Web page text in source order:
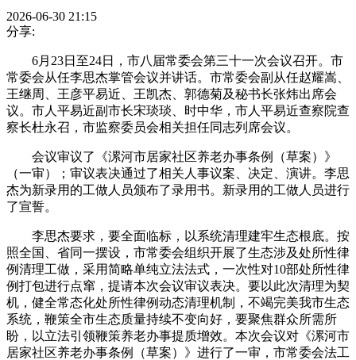
2026-06-30 21:15
分享:
6月23日至24日，市八届常委会第三十一次会议召开。市
常委会从任李思杰掌管会议并讲话。市常委会副从任赵耀嵩、
王继周、王彦平易近、王凯杰、郭德菊及秘书长张炜出席会
议。市人平易近副市长宋琰琰、时中华，市人平易近查察院查
察长杜永召，市监察委员会相关担任同志列席会议。
会议审议了《漯河市居家社区养老办事条例（草案）》
（一审）；审议表决通过了相关人事议案、决定、演讲。李思
杰为新录用的工做人员颁布了录用书。新录用的工做人员进行
了宣誓。
李思杰要求，要全面临标，以系统清理建牢生态根底。按
照全国、省同一摆设，市常委会组织开展了生态涉及处所性律
例清理工做，采用简略单纯立法法式，一次性对10部处所性律
例打包进行点窜，提请本次会议审议表决。要以此次清理为契
机，健全常态化处所性律例动态清理机制，不竭完美我市生态
系统，鞭策全市生态质量持续不变向好，要聚焦群众所需所
盼，以立法引领鞭策养老办事提质增效。本次会议对《漯河市
居家社区养老办事条例（草案）》进行了一审，市常委会法工